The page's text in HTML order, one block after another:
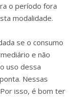
o período fora
modalidade.
se o consumo
e não
uso dessa
Nessas
isso, é bom ter